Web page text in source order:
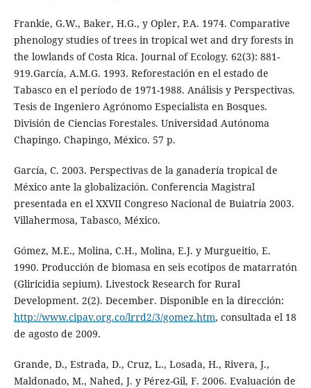
Frankie, G.W., Baker, H.G., y Opler, P.A. 1974. Comparative
phenology studies of trees in tropical wet and dry forests in
the lowlands of Costa Rica. Journal of Ecology. 62(3): 881-
919.García, A.M.G. 1993. Reforestación en el estado de
Tabasco en el período de 1971-1988. Análisis y Perspectivas.
Tesis de Ingeniero Agrónomo Especialista en Bosques.
División de Ciencias Forestales. Universidad Autónoma
Chapingo. Chapingo, México. 57 p.
García, C. 2003. Perspectivas de la ganadería tropical de
México ante la globalización. Conferencia Magistral
presentada en el XXVII Congreso Nacional de Buiatría 2003.
Villahermosa, Tabasco, México.
Gómez, M.E., Molina, C.H., Molina, E.J. y Murgueitio, E.
1990. Producción de biomasa en seis ecotipos de matarratón
(Gliricidia sepium). Livestock Research for Rural
Development. 2(2). December. Disponible en la dirección:
http://www.cipav.org.co/lrrd2/3/gomez.htm, consultada el 18
de agosto de 2009.
Grande, D., Estrada, D., Cruz, L., Losada, H., Rivera, J.,
Maldonado, M., Nahed, J. y Pérez-Gil, F. 2006. Evaluación de